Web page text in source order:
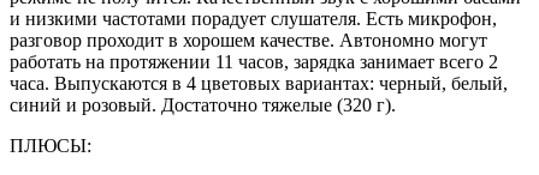
и низкими частотами порадует слушателя. Есть микрофон,
разговор проходит в хорошем качестве. Автономно могут
работать на протяжении 11 часов, зарядка занимает всего 2
часа. Выпускаются в 4 цветовых вариантах: черный, белый,
синий и розовый. Достаточно тяжелые (320 г).
ПЛЮСЫ: